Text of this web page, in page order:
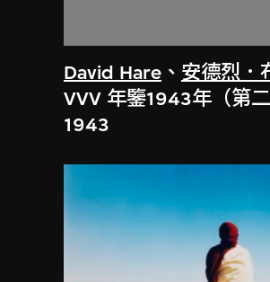
David Hare 、 安德烈．
VVV 年鑒1943年（第二
1943